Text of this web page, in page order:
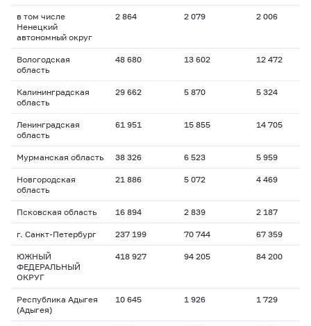
в том числе
Ненецкий
автономный округ
2 864 2 079 2 006
Вологодская
область
48 680 13 602 12 472
Калининградская
область
29 662 5 870 5 324
Ленинградская
область
61 951 15 855 14 705
Мурманская область 38 326 6 523 5 959
Новгородская
область
21 886 5 072 4 469
Псковская область 16 894 2 839 2 187
г. Санкт-Петербург 237 199 70 744 67 359
ЮЖНЫЙ
ФЕДЕРАЛЬНЫЙ
ОКРУГ
418 927 94 205 84 200
Республика Адыгея
(Адыгея)
10 645 1 926 1 729